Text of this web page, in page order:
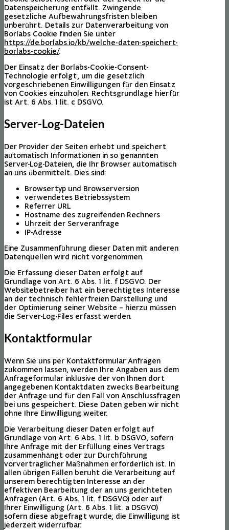
Datenspeicherung entfällt. Zwingende
gesetzliche Aufbewahrungsfristen bleiben
unberührt. Details zur Datenverarbeitung von
Borlabs Cookie finden Sie unter
https://de.borlabs.io/kb/welche-daten-speichert-
borlabs-cookie/.
Der Einsatz der Borlabs-Cookie-Consent-
Technologie erfolgt, um die gesetzlich
vorgeschriebenen Einwilligungen für den Einsatz
von Cookies einzuholen. Rechtsgrundlage hierfür
ist Art. 6 Abs. 1 lit. c DSGVO.
Server-Log-Dateien
Der Provider der Seiten erhebt und speichert
automatisch Informationen in so genannten
Server-Log-Dateien, die Ihr Browser automatisch
an uns übermittelt. Dies sind:
Browsertyp und Browserversion
verwendetes Betriebssystem
Referrer URL
Hostname des zugreifenden Rechners
Uhrzeit der Serveranfrage
IP-Adresse
Eine Zusammenführung dieser Daten mit anderen
Datenquellen wird nicht vorgenommen.
Die Erfassung dieser Daten erfolgt auf
Grundlage von Art. 6 Abs. 1 lit. f DSGVO. Der
Websitebetreiber hat ein berechtigtes Interesse
an der technisch fehlerfreien Darstellung und
der Optimierung seiner Website – hierzu müssen
die Server-Log-Files erfasst werden.
Kontaktformular
Wenn Sie uns per Kontaktformular Anfragen
zukommen lassen, werden Ihre Angaben aus dem
Anfrageformular inklusive der von Ihnen dort
angegebenen Kontaktdaten zwecks Bearbeitung
der Anfrage und für den Fall von Anschlussfragen
bei uns gespeichert. Diese Daten geben wir nicht
ohne Ihre Einwilligung weiter.
Die Verarbeitung dieser Daten erfolgt auf
Grundlage von Art. 6 Abs. 1 lit. b DSGVO, sofern
Ihre Anfrage mit der Erfüllung eines Vertrags
zusammenhängt oder zur Durchführung
vorvertraglicher Maßnahmen erforderlich ist. In
allen übrigen Fällen beruht die Verarbeitung auf
unserem berechtigten Interesse an der
effektiven Bearbeitung der an uns gerichteten
Anfragen (Art. 6 Abs. 1 lit. f DSGVO) oder auf
Ihrer Einwilligung (Art. 6 Abs. 1 lit. a DSGVO)
sofern diese abgefragt wurde; die Einwilligung ist
jederzeit widerrufbar.